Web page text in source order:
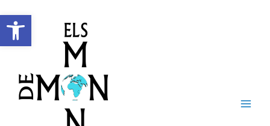
Obre la barra d'eines
contingut
e
r